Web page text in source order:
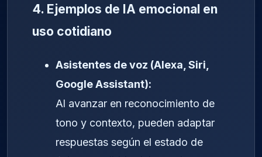
4. Ejemplos de IA emocional en
uso cotidiano
Asistentes de voz (Alexa, Siri,
Google Assistant):
Al avanzar en reconocimiento de
tono y contexto, pueden adaptar
respuestas según el estado de